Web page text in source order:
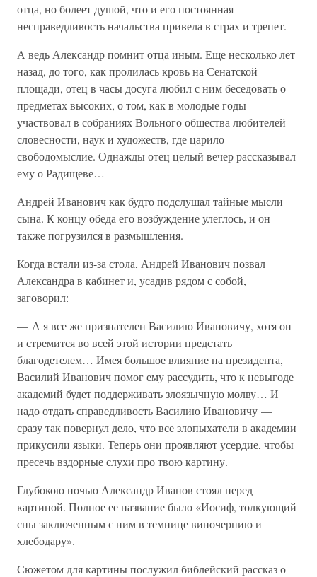
отца, но болеет душой, что и его постоянная
несправедливость начальства привела в страх и трепет.
А ведь Александр помнит отца иным. Еще несколько лет
назад, до того, как пролилась кровь на Сенатской
площади, отец в часы досуга любил с ним беседовать о
предметах высоких, о том, как в молодые годы
участвовал в собраниях Вольного общества любителей
словесности, наук и художеств, где царило
свободомыслие. Однажды отец целый вечер рассказывал
ему о Радищеве…
Андрей Иванович как будто подслушал тайные мысли
сына. К концу обеда его возбуждение улеглось, и он
также погрузился в размышления.
Когда встали из-за стола, Андрей Иванович позвал
Александра в кабинет и, усадив рядом с собой,
заговорил:
— А я все же признателен Василию Ивановичу, хотя он
и стремится во всей этой истории предстать
благодетелем… Имея большое влияние на президента,
Василий Иванович помог ему рассудить, что к невыгоде
академий будет поддерживать злоязычную молву… И
надо отдать справедливость Василию Ивановичу —
сразу так повернул дело, что все злопыхатели в академии
прикусили языки. Теперь они проявляют усердие, чтобы
пресечь вздорные слухи про твою картину.
Глубокою ночью Александр Иванов стоял перед
картиной. Полное ее название было «Иосиф, толкующий
сны заключенным с ним в темнице виночерпию и
хлебодару».
Сюжетом для картины послужил библейский рассказ о